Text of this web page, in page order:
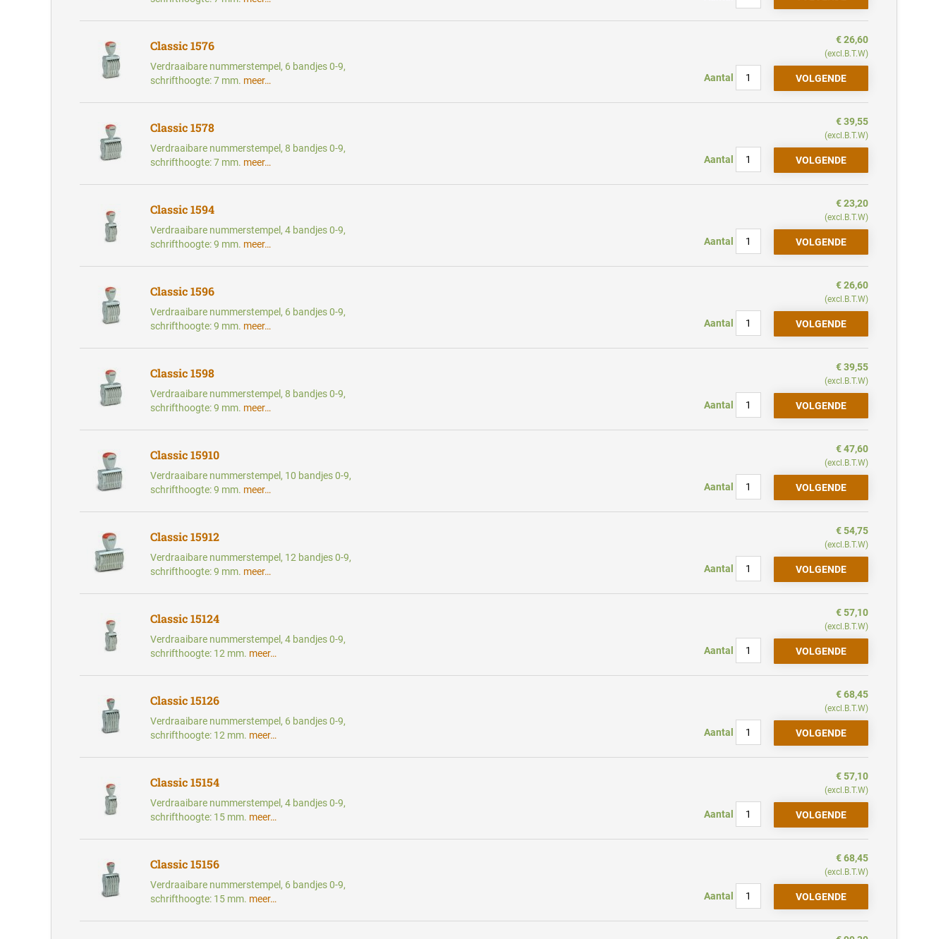
Classic 1576
Verdraaibare nummerstempel, 6 bandjes 0-9,
schrifthoogte: 7 mm. meer…
€ 26,60
(excl.B.T.W)
Aantal
Classic 1578
Verdraaibare nummerstempel, 8 bandjes 0-9,
schrifthoogte: 7 mm. meer…
€ 39,55
(excl.B.T.W)
Aantal
Classic 1594
Verdraaibare nummerstempel, 4 bandjes 0-9,
schrifthoogte: 9 mm. meer…
€ 23,20
(excl.B.T.W)
Aantal
Classic 1596
Verdraaibare nummerstempel, 6 bandjes 0-9,
schrifthoogte: 9 mm. meer…
€ 26,60
(excl.B.T.W)
Aantal
Classic 1598
Verdraaibare nummerstempel, 8 bandjes 0-9,
schrifthoogte: 9 mm. meer…
€ 39,55
(excl.B.T.W)
Aantal
Classic 15910
Verdraaibare nummerstempel, 10 bandjes 0-9,
schrifthoogte: 9 mm. meer…
€ 47,60
(excl.B.T.W)
Aantal
Classic 15912
Verdraaibare nummerstempel, 12 bandjes 0-9,
schrifthoogte: 9 mm. meer…
€ 54,75
(excl.B.T.W)
Aantal
Classic 15124
Verdraaibare nummerstempel, 4 bandjes 0-9,
schrifthoogte: 12 mm. meer…
€ 57,10
(excl.B.T.W)
Aantal
Classic 15126
Verdraaibare nummerstempel, 6 bandjes 0-9,
schrifthoogte: 12 mm. meer…
€ 68,45
(excl.B.T.W)
Aantal
Classic 15154
Verdraaibare nummerstempel, 4 bandjes 0-9,
schrifthoogte: 15 mm. meer…
€ 57,10
(excl.B.T.W)
Aantal
Classic 15156
Verdraaibare nummerstempel, 6 bandjes 0-9,
schrifthoogte: 15 mm. meer…
€ 68,45
(excl.B.T.W)
Aantal